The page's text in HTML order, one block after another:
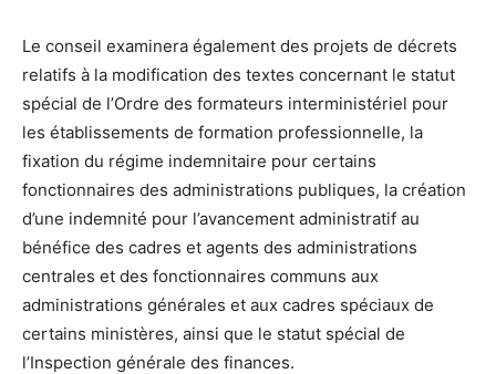
Le conseil examinera également des projets de décrets
relatifs à la modification des textes concernant le statut
spécial de l’Ordre des formateurs interministériel pour
les établissements de formation professionnelle, la
fixation du régime indemnitaire pour certains
fonctionnaires des administrations publiques, la création
d’une indemnité pour l’avancement administratif au
bénéfice des cadres et agents des administrations
centrales et des fonctionnaires communs aux
administrations générales et aux cadres spéciaux de
certains ministères, ainsi que le statut spécial de
l’Inspection générale des finances.